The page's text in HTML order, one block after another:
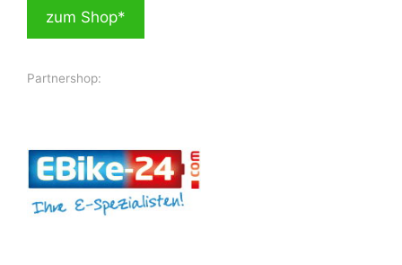
zum Shop*
Partnershop: